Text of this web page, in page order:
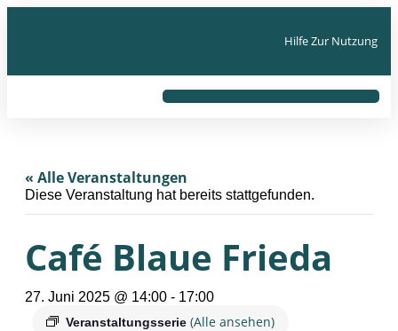
Hilfe Zur Nutzung
« Alle Veranstaltungen
Diese Veranstaltung hat bereits stattgefunden.
Café Blaue Frieda
27. Juni 2025 @ 14:00 - 17:00
Veranstaltungsserie (Alle ansehen)